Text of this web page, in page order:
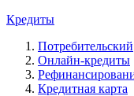
Кредиты
Потребительский
Онлайн-кредиты
Кредитная карта